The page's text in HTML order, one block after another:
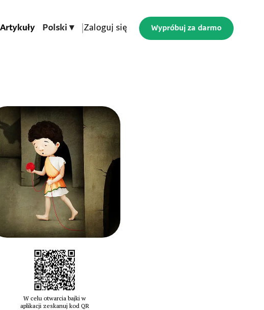
Artykuły Polski ▾ Zaloguj się Wypróbuj za darmo
W celu otwarcia bajki w
aplikacji zeskanuj kod QR